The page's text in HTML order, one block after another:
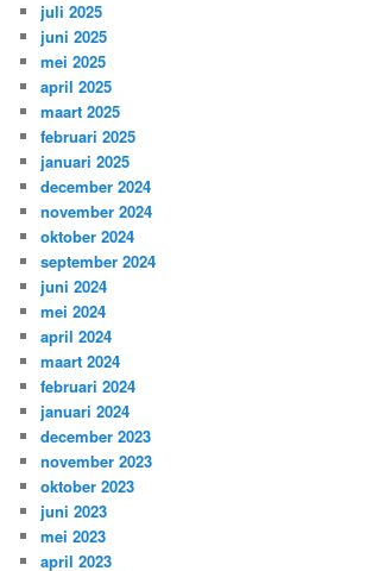
juli 2025
juni 2025
mei 2025
april 2025
maart 2025
februari 2025
januari 2025
december 2024
november 2024
oktober 2024
september 2024
juni 2024
mei 2024
april 2024
maart 2024
februari 2024
januari 2024
december 2023
november 2023
oktober 2023
juni 2023
mei 2023
april 2023